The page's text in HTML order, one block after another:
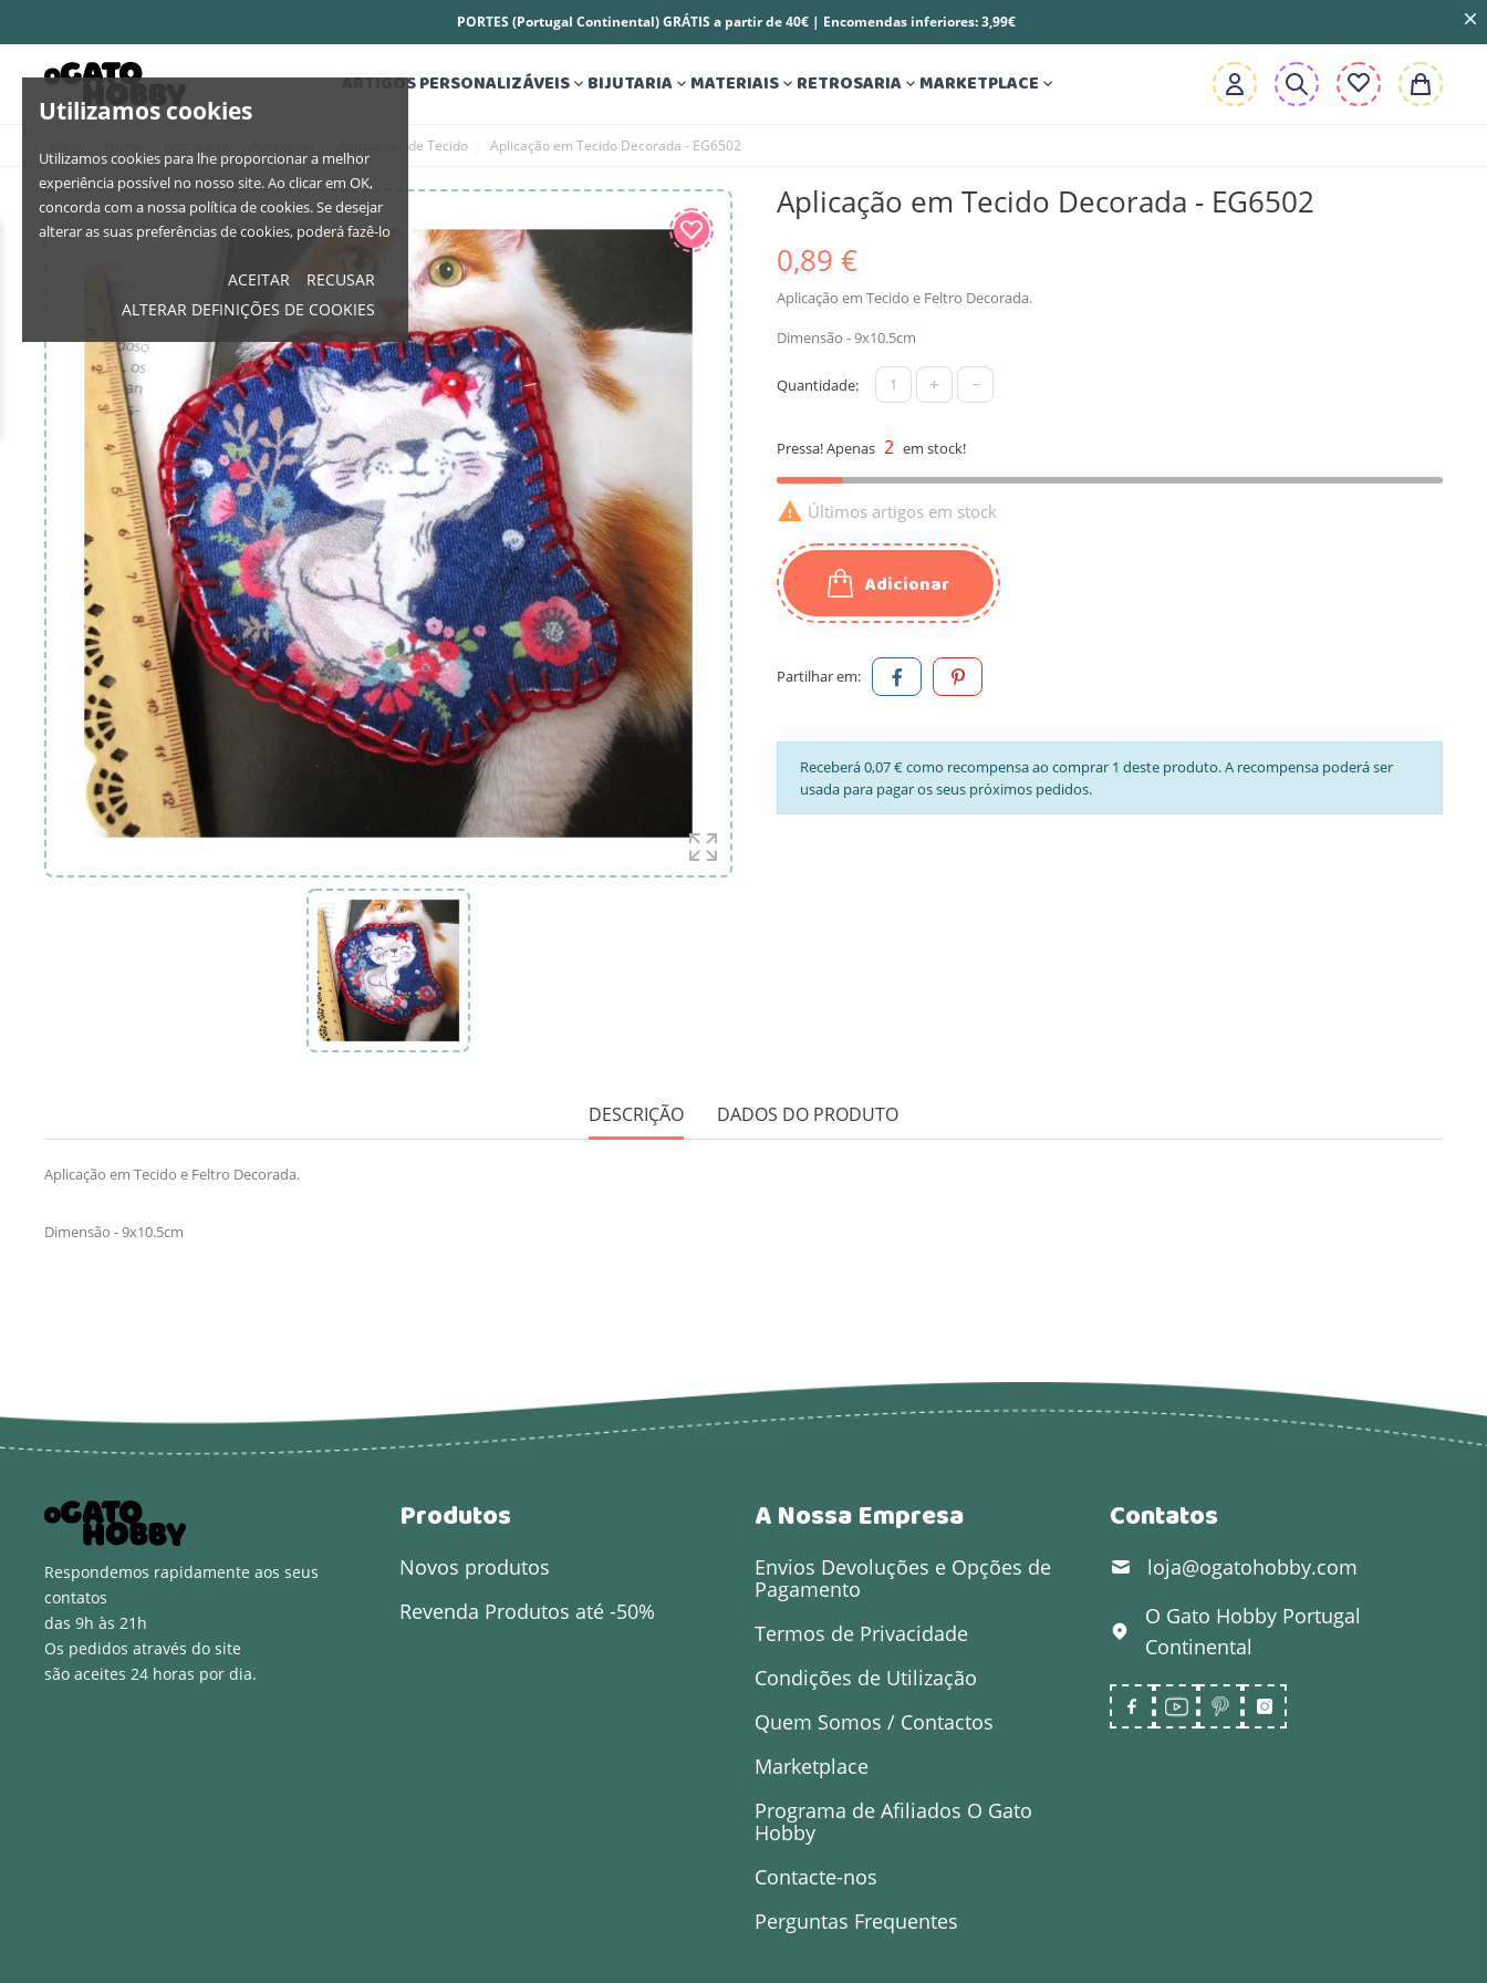
Utilizamos cookies
Utilizamos cookies para lhe proporcionar a melhor
experiência possível no nosso site. Ao clicar em OK,
concorda com a nossa política de cookies. Se desejar
alterar as suas preferências de cookies, poderá fazê-lo
ACEITAR
RECUSAR
ALTERAR DEFINIÇÕES DE COOKIES
PORTES (Portugal Continental) GRÁTIS a partir de 40€ | Encomendas inferiores: 3,99€
ARTIGOS PERSONALIZÁVEIS BIJUTARIA MATERIAIS RETROSARIA MARKETPLACE 
Aplicações de Tecido Aplicação em Tecido Decorada - EG6502
Aplicação em Tecido Decorada - EG6502
0,89 €
Aplicação em Tecido e Feltro Decorada.
Dimensão - 9x10.5cm
Quantidade: + -
Pressa! Apenas 2 em stock!
 Últimos artigos em stock
Adicionar
Partilhar em:
Receberá 0,07 € como recompensa ao comprar 1 deste produto. A recompensa poderá ser
usada para pagar os seus próximos pedidos.
DESCRIÇÃO DADOS DO PRODUTO
Aplicação em Tecido e Feltro Decorada.
Dimensão - 9x10.5cm
Respondemos rapidamente aos seus
contatos
das 9h às 21h
Os pedidos através do site
são aceites 24 horas por dia.
Produtos
Novos produtos
Revenda Produtos até -50%
A Nossa Empresa
Envios Devoluções e Opções de
Pagamento
Termos de Privacidade
Condições de Utilização
Quem Somos / Contactos
Marketplace
Programa de Afiliados O Gato
Hobby
Contacte-nos
Perguntas Frequentes
Contatos
loja@ogatohobby.com
O Gato Hobby Portugal
Continental